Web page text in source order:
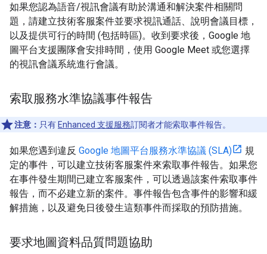
如果您認為語音/視訊會議有助於溝通和解決案件相關問
題，請建立技術客服案件並要求視訊通話、說明會議目標，
以及提供可行的時間 (包括時區)。收到要求後，Google 地
圖平台支援團隊會安排時間，使用 Google Meet 或您選擇
的視訊會議系統進行會議。
索取服務水準協議事件報告
注意： 只有 Enhanced 支援服務訂閱者才能索取事件報告。
如果您遇到違反 Google 地圖平台服務水準協議 (SLA)
規
定的事件，可以建立技術客服案件來索取事件報告。如果您
在事件發生期間已建立客服案件，可以透過該案件索取事件
報告，而不必建立新的案件。事件報告包含事件的影響和緩
解措施，以及避免日後發生這類事件而採取的預防措施。
要求地圖資料品質問題協助